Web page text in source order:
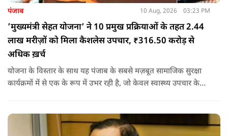
पंजाब 10 Aug, 2026 03:23 PM
’मुख्यमंत्री सेहत योजना’ ने 10 प्रमुख प्रक्रियाओं के तहत 2.44
लाख मरीज़ों को मिला कैशलेस उपचार, ₹316.50 करोड़ से
अधिक ख़र्च
योजना के विस्तार के साथ यह पंजाब के सबसे मज़बूत सामाजिक सुरक्षा
कार्यक्रमों में से एक के रूप में उभर रही है, जो केवल स्वास्थ्य उपचार के
है.